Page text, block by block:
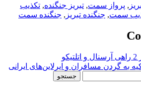
, پرواز سمت, تبریز جنگنده, تکذیب
سمت, جنگنده تبریز , جنگنده سمت
به گردن مسافران و ایرلاین‌های ایرانی